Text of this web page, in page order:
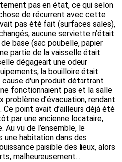
pas en état, ce qui selon
de récurrent avec cette
pas été fait (surfaces sales),
aucune serviette n’était
base (sac poubelle, papier
partie de la vaisselle était
dégageait une odeur
la bouilloire était
d'un produit détartrant
fonctionnaient pas et la salle
problème d’évacuation, rendant
point avait d’ailleurs déjà été
par une ancienne locataire,
Au vu de l’ensemble, le
habitation dans des
paisible des lieux, alors
malheureusement...